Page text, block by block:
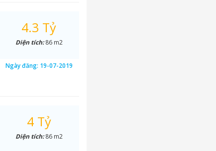
4.3 Tỷ
Diện tích:86 m2
Ngày đăng: 19-07-2019
4 Tỷ
Diện tích:86 m2